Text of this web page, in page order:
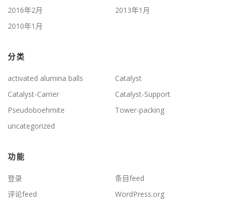
2016年2月
2013年1月
2010年1月
分类
activated alumina balls
Catalyst
Catalyst-Carrier
Catalyst-Support
Pseudoboehmite
Tower-packing
uncategorized
功能
登录
条目feed
评论feed
WordPress.org